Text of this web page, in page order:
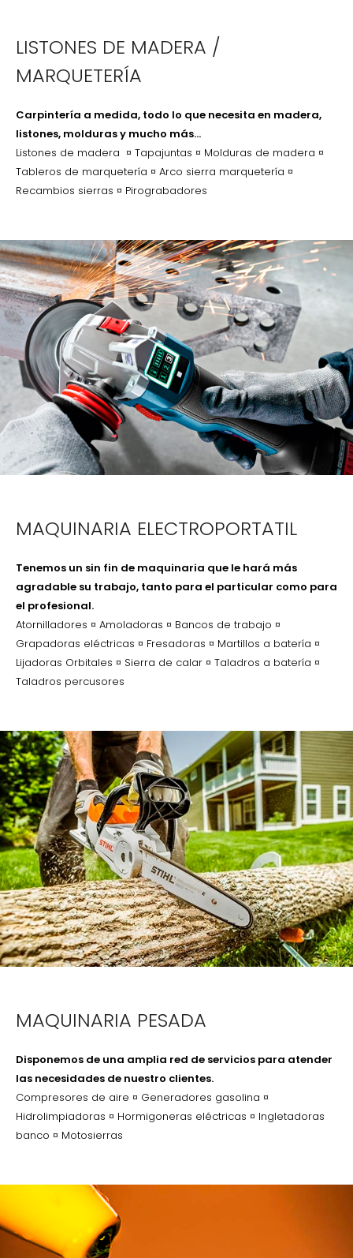
LISTONES DE MADERA /
MARQUETERÍA
Carpintería a medida, todo lo que necesita en madera,
listones, molduras y mucho más…
Listones de madera ¤ Tapajuntas ¤ Molduras de madera ¤
Tableros de marquetería ¤ Arco sierra marquetería ¤
Recambios sierras ¤ Pirograbadores
MAQUINARIA ELECTROPORTATIL
Tenemos un sin fin de maquinaria que le hará más
agradable su trabajo, tanto para el particular como para
el profesional.
Atornilladores ¤ Amoladoras ¤ Bancos de trabajo ¤
Grapadoras eléctricas ¤ Fresadoras ¤ Martillos a batería ¤
Lijadoras Orbitales ¤ Sierra de calar ¤ Taladros a batería ¤
Taladros percusores
MAQUINARIA PESADA
Disponemos de una amplia red de servicios para atender
las necesidades de nuestro clientes.
Compresores de aire ¤ Generadores gasolina ¤
Hidrolimpiadoras ¤ Hormigoneras eléctricas ¤ Ingletadoras
banco ¤ Motosierras